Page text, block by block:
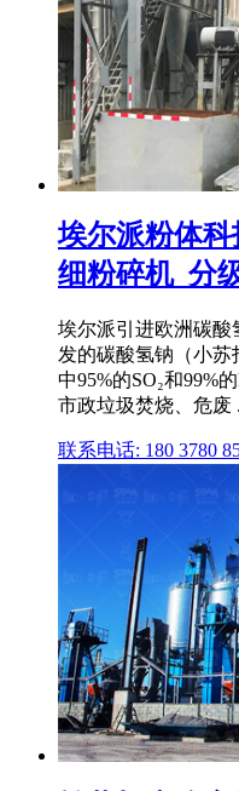
埃尔派粉体科
细粉碎机_分
埃尔派引进欧洲碳酸
发的碳酸氢钠（小
中95%的SO₂和99%
市政垃圾焚烧、危废 .
联系电话: 180 3780